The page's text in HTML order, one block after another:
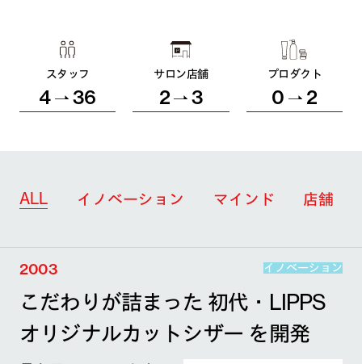
スタッフ
4 36
サロン店舗
2 3
プロダクト
0 2
ALL イノベーション マインド 店舗
2003 イノベーション
こだわりが詰まった 初代・LIPPS
オリジナルカットシザー を開発